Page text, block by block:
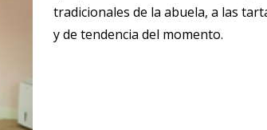
tradicionales de la abuela, a las
y de tendencia del momento.